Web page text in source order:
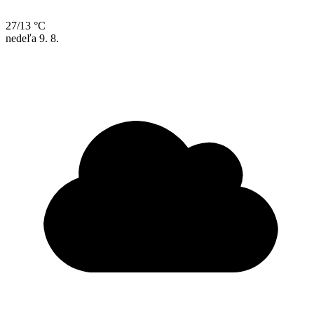
27/13 °C
nedeľa 9. 8.